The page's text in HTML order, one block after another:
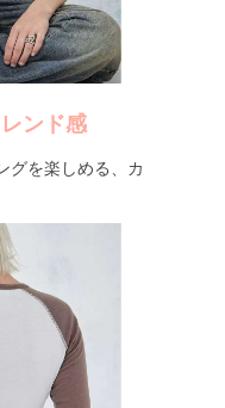
ンド感
グを楽しめる、カ